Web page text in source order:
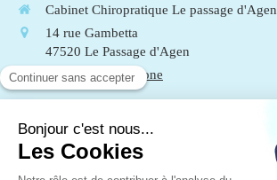
Cabinet Chiropratique Le passage d'Agen
14 rue Gambetta
47520 Le Passage d'Agen
Afficher le téléphone
LeSamedide9hà13h